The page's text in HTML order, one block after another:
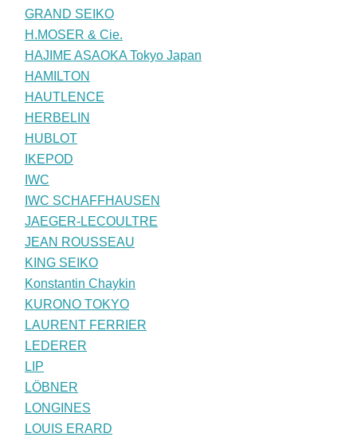
GRAND SEIKO
H.MOSER & Cie.
HAJIME ASAOKA Tokyo Japan
HAMILTON
HAUTLENCE
HERBELIN
HUBLOT
IKEPOD
IWC
IWC SCHAFFHAUSEN
JAEGER-LECOULTRE
JEAN ROUSSEAU
KING SEIKO
Konstantin Chaykin
KURONO TOKYO
LAURENT FERRIER
LEDERER
LIP
LÖBNER
LONGINES
LOUIS ERARD